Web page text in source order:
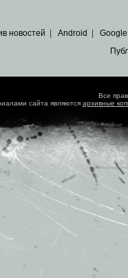
новостей Android Google
Все
сайта являются архивные